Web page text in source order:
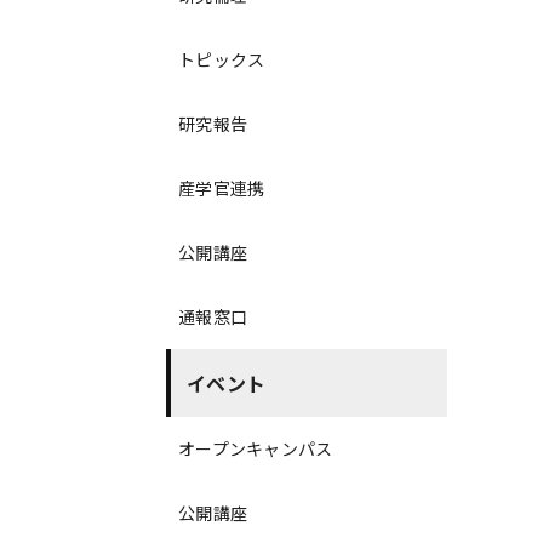
トピックス
研究報告
産学官連携
公開講座
通報窓口
イベント
オープンキャンパス
公開講座